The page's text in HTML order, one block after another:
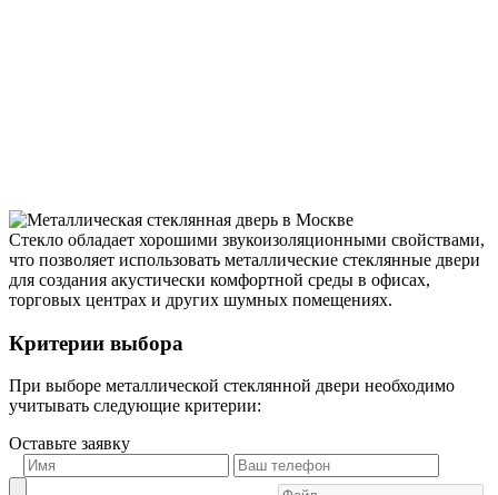
Стекло обладает хорошими звукоизоляционными свойствами,
что позволяет использовать металлические стеклянные двери
для создания акустически комфортной среды в офисах,
торговых центрах и других шумных помещениях.
Критерии выбора
При выборе металлической стеклянной двери необходимо
учитывать следующие критерии:
Оставьте заявку